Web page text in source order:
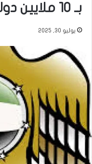
بـ 10 ملايين دولار ….
يوليو 30, 2025